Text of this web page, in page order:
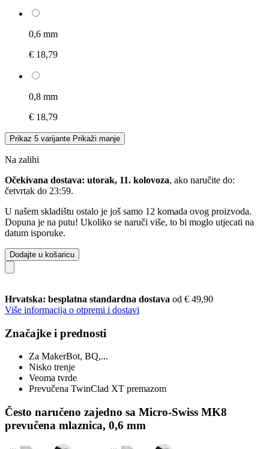
0,6 mm
€ 18,79
0,8 mm
€ 18,79
Prikaz 5 varijante Prikaži manje
Na zalihi
Očekivana dostava: utorak, 11. kolovoza, ako naručite do:
četvrtak do 23:59.
U našem skladištu ostalo je još samo 12 komada ovog proizvoda.
Dopuna je na putu! Ukoliko se naruči više, to bi moglo utjecati na
datum isporuke.
Dodajte u košaricu
Hrvatska: besplatna standardna dostava od € 49,90
Više informacija o otpremi i dostavi
Značajke i prednosti
Za MakerBot, BQ,...
Nisko trenje
Veoma tvrde
Prevučena TwinClad XT premazom
Često naručeno zajedno sa Micro-Swiss MK8
prevučena mlaznica, 0,6 mm